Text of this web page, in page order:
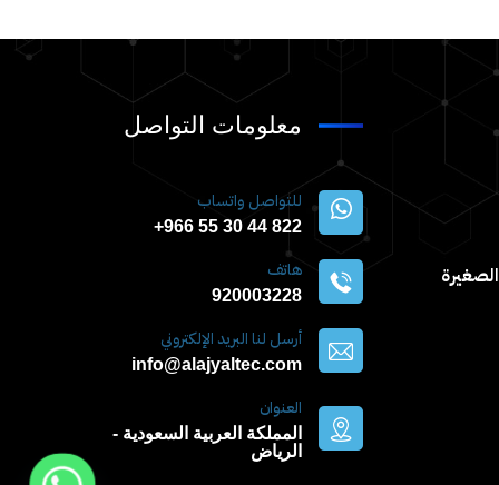
معلومات التواصل
للتواصل واتساب
822 44 30 55 966+
هاتف
920003228
أرسل لنا البريد الإلكتروني
info@alajyaltec.com
العنوان
المملكة العربية السعودية -
الرياض